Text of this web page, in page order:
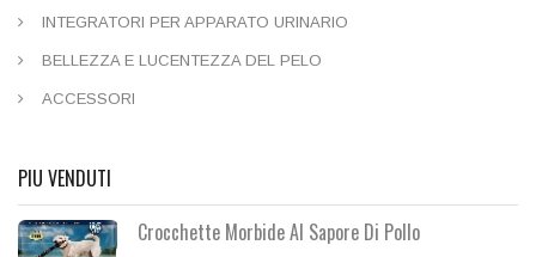
INTEGRATORI PER APPARATO URINARIO
BELLEZZA E LUCENTEZZA DEL PELO
ACCESSORI
PIU VENDUTI
Crocchette Morbide Al Sapore Di Pollo